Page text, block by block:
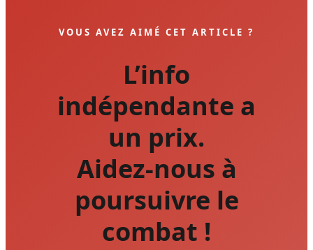
VOUS AVEZ AIMÉ CET ARTICLE ?
L’info
indépendante a
un prix.
Aidez-nous à
poursuivre le
combat !